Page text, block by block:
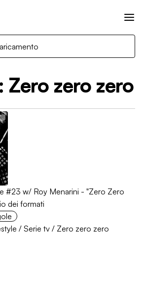
Zero zero zero
#23 w/ Roy Menarini - "Zero Zero
dei formati
/ Serie tv / Zero zero zero